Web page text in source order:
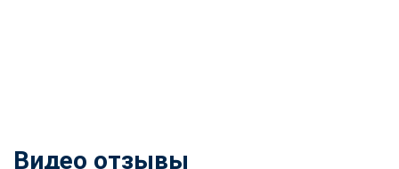
Видео отзывы